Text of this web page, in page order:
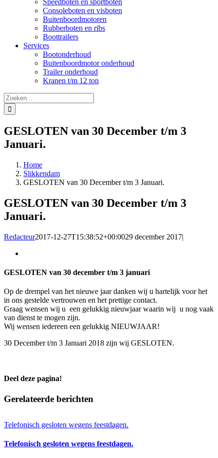
Speedboten en sportboten
Consoleboten en visboten
Buitenboordmotoren
Rubberboten en ribs
Boottrailers
Services
Bootonderhoud
Buitenboordmotor onderhoud
Trailer onderhoud
Kranen t/m 12 ton
Zoeken
naar:
GESLOTEN van 30 December t/m 3
Januari.
Home
Slikkendam
GESLOTEN van 30 December t/m 3 Januari.
GESLOTEN van 30 December t/m 3
Januari.
Redacteur2017-12-27T15:38:52+00:0029 december 2017|
afbeelding
GESLOTEN van 30 december t/m 3 januari
Op de drempel van het nieuwe jaar danken wij u hartelijk voor het
in ons gestelde vertrouwen en het prettige contact.
Graag wensen wij u een gelukkig nieuwjaar waarin wij u nog vaak
van dienst te mogen zijn.
Wij wensen iedereen een gelukkig NIEUWJAAR!
30 December t/m 3 Januari 2018 zijn wij GESLOTEN.
Deel deze pagina!
Facebook
X
LinkedIn
WhatsApp
E-
Gerelateerde berichten
Telefonisch gesloten wegens feestdagen.
Telefonisch gesloten wegens feestdagen.